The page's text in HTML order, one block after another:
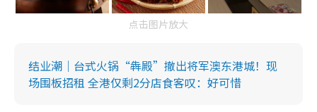
点击图片放大
结业潮｜台式火锅“犇殿”撤出将军澳东港城！现
场围板招租 全港仅剩2分店食客叹：好可惜